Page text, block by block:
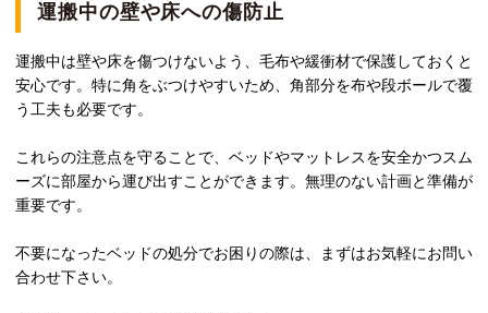
運搬中の壁や床への傷防止
運搬中は壁や床を傷つけないよう、毛布や緩衝材で保護しておくと
安心です。特に角をぶつけやすいため、角部分を布や段ボールで覆
う工夫も必要です。
これらの注意点を守ることで、ベッドやマットレスを安全かつスム
ーズに部屋から運び出すことができます。無理のない計画と準備が
重要です。
不要になったベッドの処分でお困りの際は、まずはお気軽にお問い
合わせ下さい。